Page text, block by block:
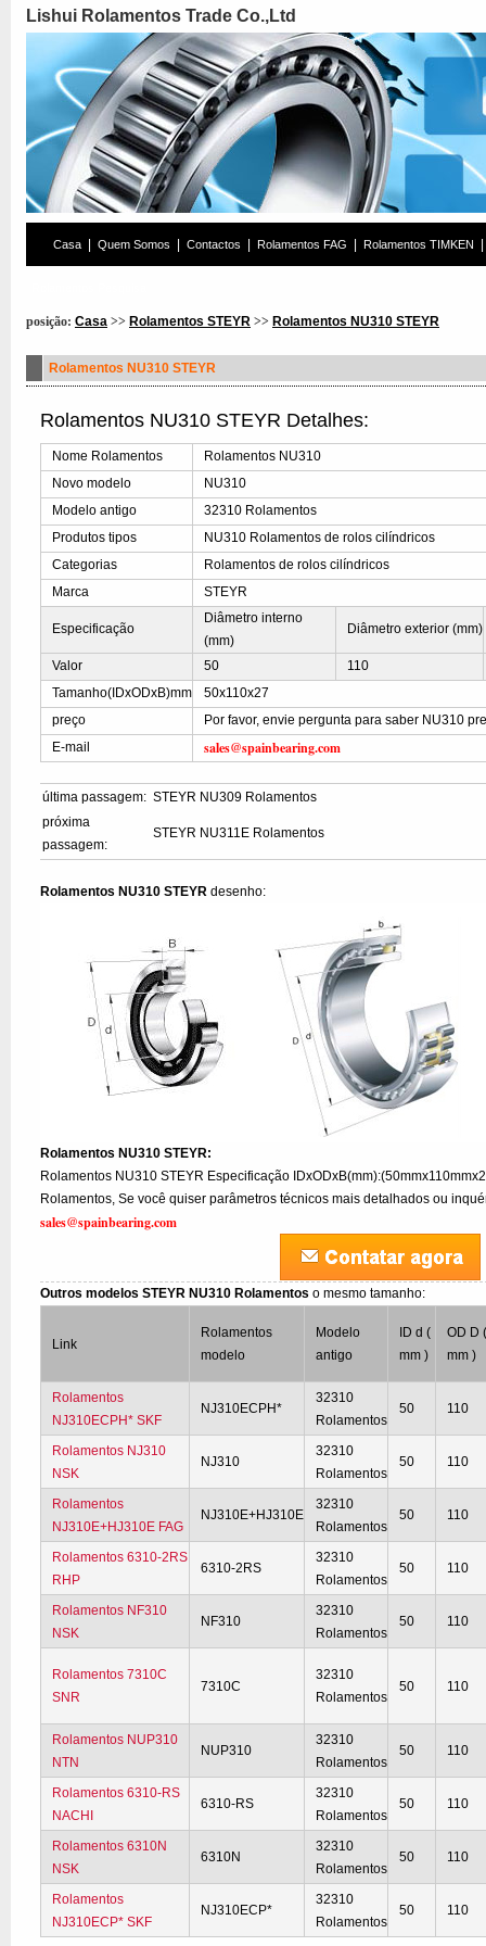
Lishui Rolamentos Trade Co.,Ltd
Casa Quem Somos Contactos Rolamentos FAG Rolamentos TIMKEN
posição: Casa >> Rolamentos STEYR >> Rolamentos NU310 STEYR
Rolamentos NU310 STEYR
Rolamentos NU310 STEYR Detalhes:
Nome Rolamentos
Rolamentos NU310
Novo modelo
NU310
Modelo antigo
32310 Rolamentos
Produtos tipos
NU310 Rolamentos de rolos cilíndricos
Categorias
Rolamentos de rolos cilíndricos
Marca
STEYR
Especificação
Diâmetro interno
(mm)
Diâmetro exterior (mm)
Valor 50
110
Tamanho(IDxODxB)mm
50x110x27
preço
Por favor, envie pergunta para saber NU310
E-mail
sales@spainbearing.com
última passagem: STEYR NU309 Rolamentos
próxima
passagem:
STEYR NU311E Rolamentos
Rolamentos NU310 STEYR desenho:
Rolamentos NU310 STEYR:
Rolamentos NU310 STEYR Especificação
Rolamentos, Se você quiser parâmetros técnicos mais detalhados ou
sales@spainbearing.com
Outros modelos STEYR NU310 Rolamentoso mesmo tamanho:
Link
Rolamentos
modelo
Modelo
antigo
ID d (
mm )
OD D
mm )
Rolamentos
NJ310ECPH* SKF
NJ310ECPH*
32310
Rolamentos
50 110
Rolamentos NJ310
NSK
NJ310
32310
Rolamentos
50 110
Rolamentos
NJ310E+HJ310E FAG
NJ310E+HJ310E
32310
Rolamentos
50 110
Rolamentos 6310-2RS
RHP
6310-2RS
32310
Rolamentos
50 110
Rolamentos NF310
NSK
NF310
32310
Rolamentos
50 110
Rolamentos 7310C
SNR
7310C
32310
Rolamentos
50 110
Rolamentos NUP310
NTN
NUP310
32310
Rolamentos
50 110
Rolamentos 6310-RS
NACHI
6310-RS
32310
Rolamentos
50 110
Rolamentos 6310N
NSK
6310N
32310
Rolamentos
50 110
Rolamentos
NJ310ECP* SKF
NJ310ECP*
32310
Rolamentos
50 110